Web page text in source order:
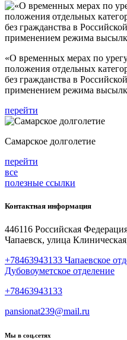
«О временных мерах по
положения отдельных
без гражданства в
применением режима
перейти
Самарское долголетие
перейти
все
полезные ссылки
Контактная информация
446116 Российская
Чапаевск, улица
+78463943133 Чапаевское
Дубовоуметское отделение
+78463943133
pansionat239@mail.ru
Мы в соц.сетях